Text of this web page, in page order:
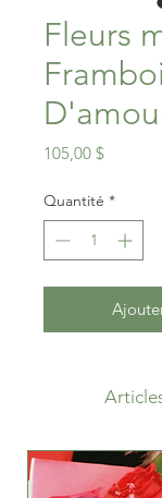
Fleurs
105,00 $
Quantité *